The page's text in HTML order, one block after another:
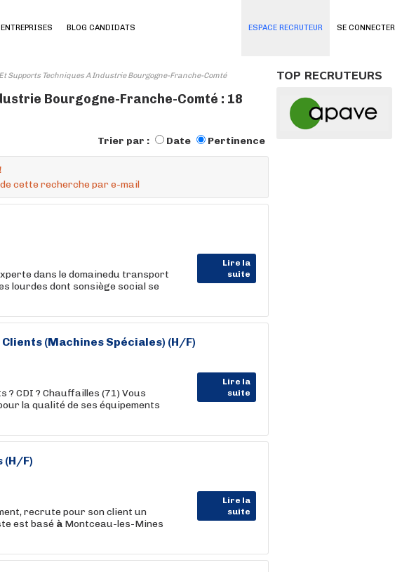
SE CONNECTER
BLOG CANDIDATS ESPACE RECRUTEUR
Supports Techniques A Industrie Bourgogne-Franche-Comté
Bourgogne-Franche-Comté : 18
Trier par : Date Pertinence
cette recherche par e-mail
Lire la
suite
dans le domainedu transport
lourdes dont sonsiège social se
(Machines Spéciales) (H/F)
Lire la
suite
? CDI ? Chauffailles (71) Vous
la qualité de ses équipements
(H/F)
Lire la
suite
recrute pour son client un
est basé à Montceau-les-Mines
TOP RECRUTEURS